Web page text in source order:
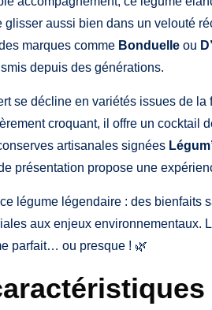
aussi bien dans un velouté
marques comme Bonduelle ou
depuis des générations.
se décline en variétés issues de
croquant, il offre un cocktail
artisanales signées
présentation propose une
légume légendaire : des bienfaits
aux enjeux environnementaux.
parfait… ou presque ! 🌿